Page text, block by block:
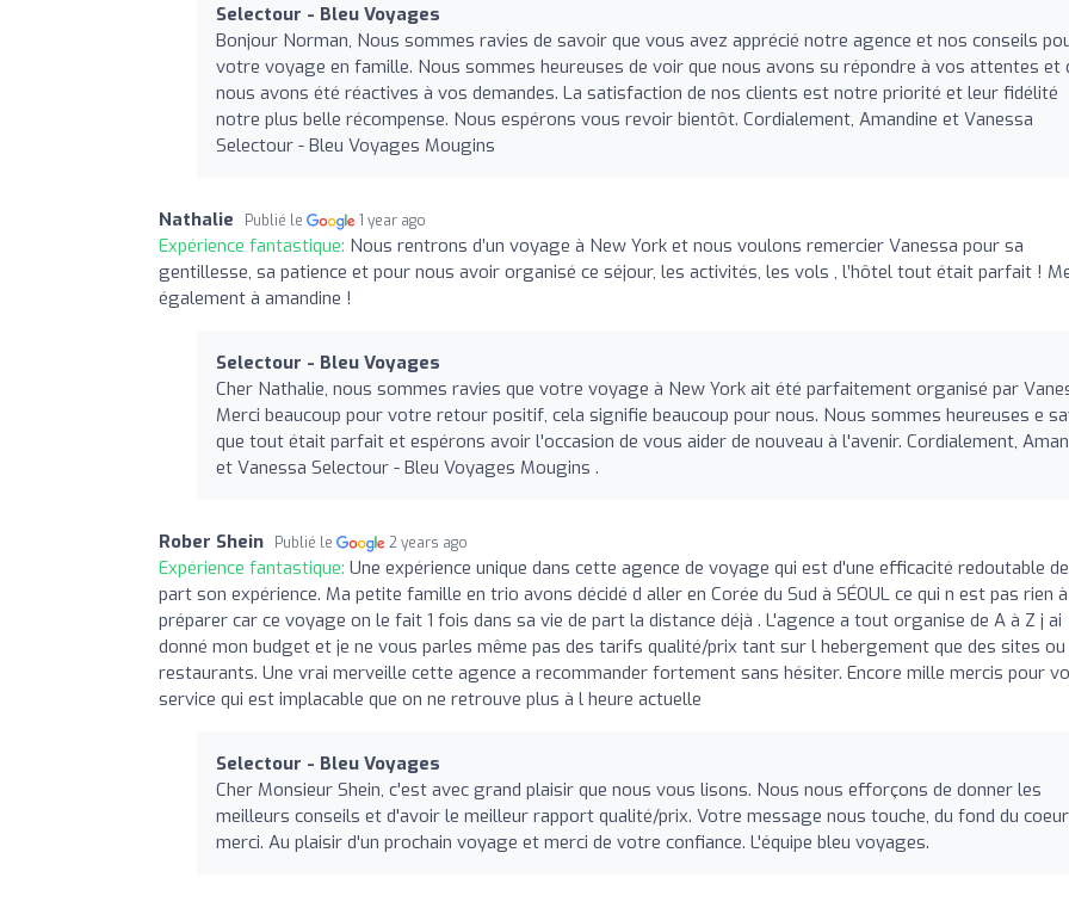
Selectour - Bleu Voyages
Bonjour Norman, Nous sommes ravies de savoir que vous avez apprécié notre agence et nos conseils
votre voyage en famille. Nous sommes heureuses de voir que nous avons su répondre à vos attentes et
nous avons été réactives à vos demandes. La satisfaction de nos clients est notre priorité et leur fidélité
notre plus belle récompense. Nous espérons vous revoir bientôt. Cordialement, Amandine et Vanessa
Selectour - Bleu Voyages Mougins
Nathalie Publié le 1 year ago
Expérience fantastique: Nous rentrons d’un voyage à New York et nous voulons remercier Vanessa pour sa
gentillesse, sa patience et pour nous avoir organisé ce séjour, les activités, les vols , l’hôtel tout était parfait !
également à amandine !
Selectour - Bleu Voyages
Cher Nathalie, nous sommes ravies que votre voyage à New York ait été parfaitement organisé par
Merci beaucoup pour votre retour positif, cela signifie beaucoup pour nous. Nous sommes heureuses e
que tout était parfait et espérons avoir l'occasion de vous aider de nouveau à l'avenir. Cordialement,
et Vanessa Selectour - Bleu Voyages Mougins .
Rober Shein Publié le 2 years ago
Expérience fantastique: Une expérience unique dans cette agence de voyage qui est d'une efficacité redoutable de
part son expérience. Ma petite famille en trio avons décidé d aller en Corée du Sud à SÉOUL ce qui n est pas rien à
préparer car ce voyage on le fait 1 fois dans sa vie de part la distance déjà . L'agence a tout organise de A à Z j ai
donné mon budget et je ne vous parles même pas des tarifs qualité/prix tant sur l hebergement que des sites ou
restaurants. Une vrai merveille cette agence a recommander fortement sans hésiter. Encore mille mercis pour
service qui est implacable que on ne retrouve plus à l heure actuelle
Selectour - Bleu Voyages
Cher Monsieur Shein, c'est avec grand plaisir que nous vous lisons. Nous nous efforçons de donner les
meilleurs conseils et d'avoir le meilleur rapport qualité/prix. Votre message nous touche, du fond du coeur
merci. Au plaisir d'un prochain voyage et merci de votre confiance. L'équipe bleu voyages.